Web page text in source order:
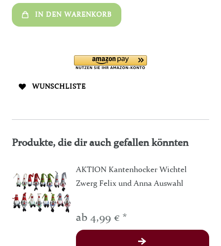
IN DEN WARENKORB
WUNSCHLISTE
Produkte, die dir auch gefallen könnten
AKTION Kantenhocker Wichtel
Zwerg Felix und Anna Auswahl
ab 4,99 € *